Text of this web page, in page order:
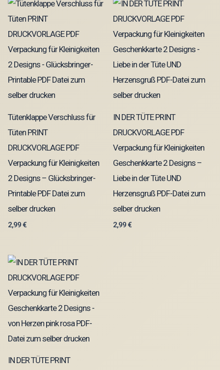
Tütenklappe Verschluss für
Tüten PRINT
DRUCKVORLAGE PDF
Verpackung für Kleinigkeiten
2 Designs – Glücksbringer-
Printable PDF Datei zum
selber drucken
2,99€
IN DER TÜTE PRINT
DRUCKVORLAGE PDF
Verpackung für Kleinigkeiten
Geschenkkarte 2 Designs –
Liebe in der Tüte UND
Herzensgruß PDF-Datei zum
selber drucken
2,99€
IN DER TÜTE PRINT